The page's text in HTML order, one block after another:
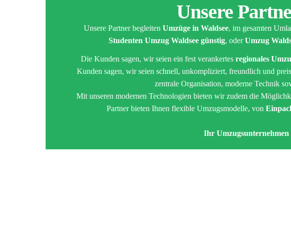
Unsere
Unsere Partner begleiten Umzüge in Waldsee, im gesamten
Studenten Umzug Waldsee günstig, oderUmzug
Die Kunden sagen, wir seien ein fest verankertes regionales
Kunden sagen, wir seien schnell, unkompliziert, freundlich und
zentrale Organisation, moderne Technik
Mit unseren modernen Technologien bieten wir zudem die
Partner bieten Ihnen flexible Umzugsmodelle, von
Ihr Umzugsunternehmen